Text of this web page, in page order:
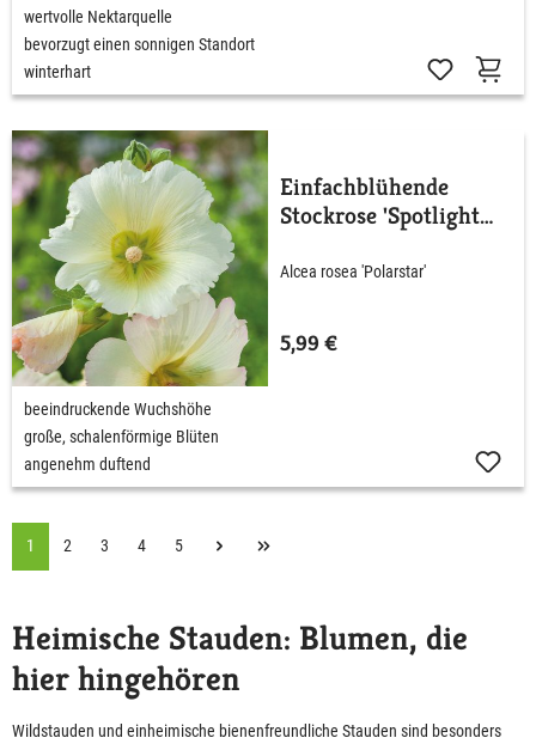
wertvolle Nektarquelle
bevorzugt einen sonnigen Standort
winterhart
Einfachblühende
Stockrose 'Spotlight
Alcea rosea 'Polarstar'
5,99 €
beeindruckende Wuchshöhe
große, schalenförmige Blüten
angenehm duftend
1 2 3 4 5
Heimische Stauden: Blumen, die
hier hingehören
Wildstauden und einheimische bienenfreundliche Stauden sind besonders